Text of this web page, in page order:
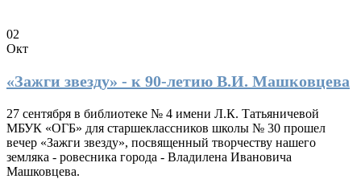
02
Окт
«Зажги звезду» - к 90-летию В.И. Машковцева
27 сентября в библиотеке № 4 имени Л.К. Татьяничевой
МБУК «ОГБ» для старшеклассников школы № 30 прошел
вечер «Зажги звезду», посвященный творчеству нашего
земляка - ровесника города - Владилена Ивановича
Машковцева.